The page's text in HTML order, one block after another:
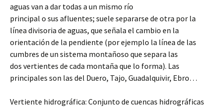
aguas van a dar todas a un mismo río
principal o sus afluentes; suele separarse de otra por la
línea divisoria de aguas, que señala el cambio en la
orientación de la pendiente (por ejemplo la línea de las
cumbres de un sistema montañoso que separa las
dos vertientes de cada montaña que lo forma). Las
principales son las del Duero, Tajo, Guadalquivir, Ebro…
Vertiente hidrográfica: Conjunto de cuencas hidrográficas